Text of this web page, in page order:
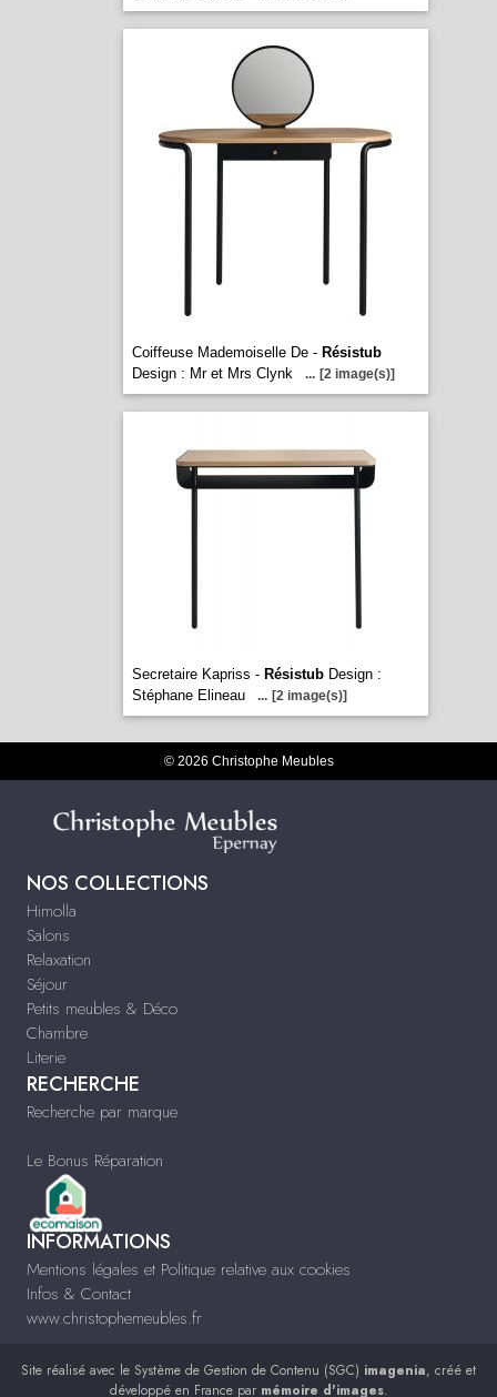
Coiffeuse Mademoiselle De - Résistub
Design : Mr et Mrs Clynk
... [2 image(s)]
Secretaire Kapriss - RésistubDesign :
Stéphane Elineau
... [2 image(s)]
© 2026 Christophe Meubles
NOS COLLECTIONS
Himolla
Salons
Relaxation
Séjour
Petits meubles & Déco
Chambre
Literie
RECHERCHE
Recherche par marque
Le Bonus Réparation
INFORMATIONS
Mentions légales et Politique relative aux cookies
Infos & Contact
www.christophemeubles.fr
Site réalisé avec le Système de Gestion de Contenu (SGC) imagenia, créé et
développé en France par mémoire d'images.